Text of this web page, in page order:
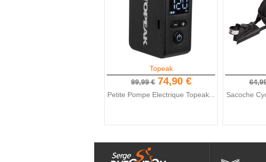
Topeak
99,99 € 74,90 €
Petite Pompe Electrique Topeak...
Sacoche